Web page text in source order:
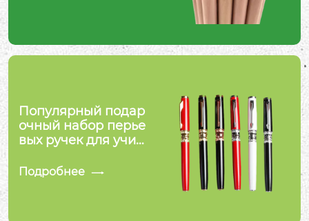
Популярный подар
очный набор перье
вых ручек для учит
Подробнее 